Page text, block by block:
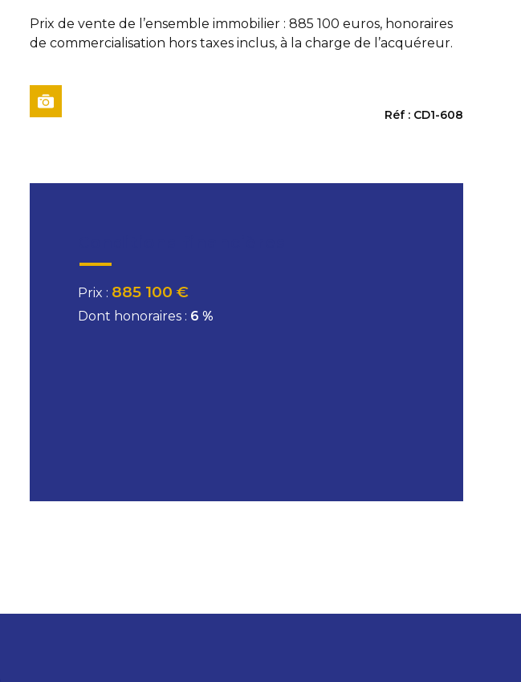
Prix de vente de l’ensemble immobilier : 885 100 euros, honoraires
de commercialisation hors taxes inclus, à la charge de l’acquéreur.
Réf : CD1-608
Prix : 885 100 €
Dont honoraires : 6 %